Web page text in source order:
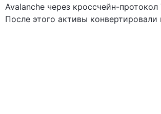
Avalanche через кроссчейн-протокол
После этого активы конвертировали